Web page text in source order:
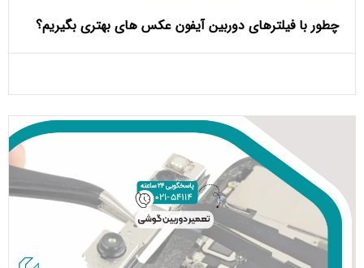
چطور با فیلترهای دوربین آیفون عکس‌ های بهتری بگیریم؟